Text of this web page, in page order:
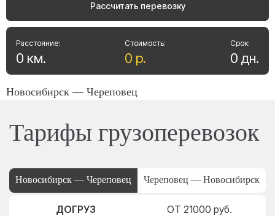
Рассчитать перевозку
Стоимость:
0 р.
Расстояние:
0 км.
Срок:
0 дн.
Новосибирск — Череповец
Тарифы грузоперевозок
Новосибирск — Череповец Череповец — Новосибирск
ДОГРУЗ ОТ 21000 руб.